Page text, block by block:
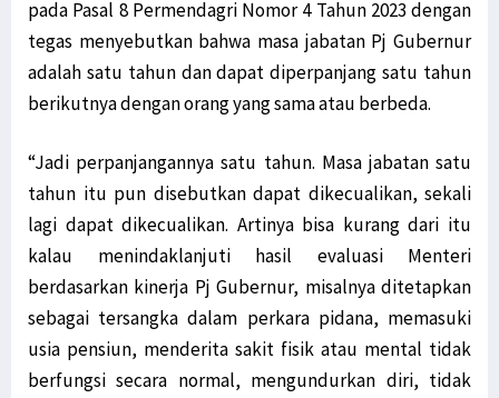
pada Pasal 8 Permendagri Nomor 4 Tahun 2023 dengan
tegas menyebutkan bahwa masa jabatan Pj Gubernur
adalah satu tahun dan dapat diperpanjang satu tahun
berikutnya dengan orang yang sama atau berbeda.
“Jadi perpanjangannya satu tahun. Masa jabatan satu
tahun itu pun disebutkan dapat dikecualikan, sekali
lagi dapat dikecualikan. Artinya bisa kurang dari itu
kalau menindaklanjuti hasil evaluasi Menteri
berdasarkan kinerja Pj Gubernur, misalnya ditetapkan
sebagai tersangka dalam perkara pidana, memasuki
usia pensiun, menderita sakit fisik atau mental tidak
berfungsi secara normal, mengundurkan diri, tidak